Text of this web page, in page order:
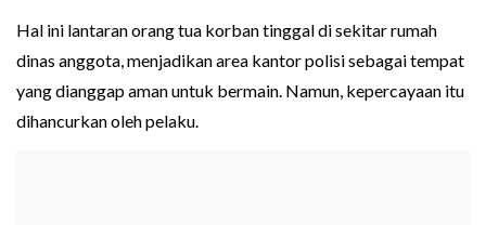
Hal ini lantaran orang tua korban tinggal di sekitar rumah
dinas anggota, menjadikan area kantor polisi sebagai tempat
yang dianggap aman untuk bermain. Namun, kepercayaan itu
dihancurkan oleh pelaku.